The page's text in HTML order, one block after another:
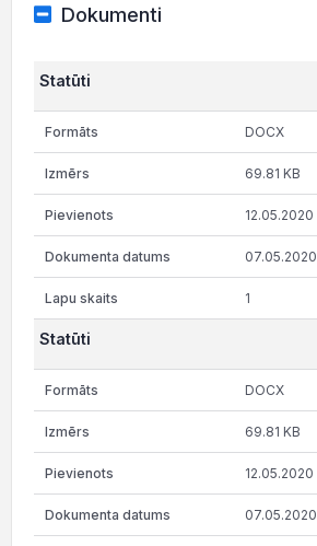
Dokumenti
Statūti
DOCX
69.81 KB
12.05.2020
07.05.2020
1
Statūti
DOCX
69.81 KB
12.05.2020
07.05.2020